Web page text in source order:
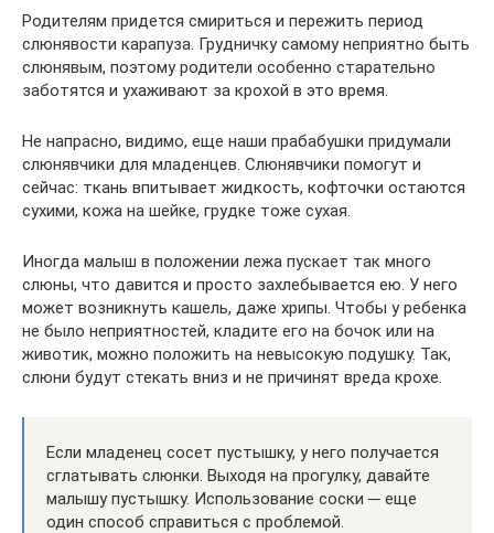
Родителям придется смириться и пережить период
слюнявости карапуза. Грудничку самому неприятно быть
слюнявым, поэтому родители особенно старательно
заботятся и ухаживают за крохой в это время.
Не напрасно, видимо, еще наши прабабушки придумали
слюнявчики для младенцев. Слюнявчики помогут и
сейчас: ткань впитывает жидкость, кофточки остаются
сухими, кожа на шейке, грудке тоже сухая.
Иногда малыш в положении лежа пускает так много
слюны, что давится и просто захлебывается ею. У него
может возникнуть кашель, даже хрипы. Чтобы у ребенка
не было неприятностей, кладите его на бочок или на
животик, можно положить на невысокую подушку. Так,
слюни будут стекать вниз и не причинят вреда крохе.
Если младенец сосет пустышку, у него получается
сглатывать слюнки. Выходя на прогулку, давайте
малышу пустышку. Использование соски ─ еще
один способ справиться с проблемой.